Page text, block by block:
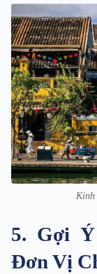
5. Gợi
Đơn Vị